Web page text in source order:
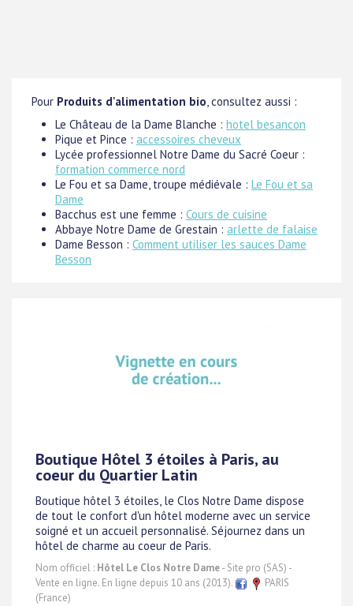
Pour Produits d'alimentation bio, consultez aussi :
Le Château de la Dame Blanche : hotel besancon
Pique et Pince : accessoires cheveux
Lycée professionnel Notre Dame du Sacré Coeur :
formation commerce nord
Le Fou et sa Dame, troupe médiévale : Le Fou et sa
Dame
Bacchus est une femme : Cours de cuisine
Abbaye Notre Dame de Grestain : arlette de falaise
Dame Besson : Comment utiliser les sauces Dame
Besson
Boutique Hôtel 3 étoiles à Paris, au
coeur du Quartier Latin
Boutique hôtel 3 étoiles, le Clos Notre Dame dispose
de tout le confort d'un hôtel moderne avec un service
soigné et un accueil personnalisé. Séjournez dans un
hôtel de charme au coeur de Paris.
Nom officiel : Hôtel Le Clos Notre Dame- Site pro (SAS) -
Vente en ligne. En ligne depuis 10 ans (2013).
PARIS
(France)